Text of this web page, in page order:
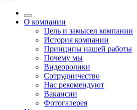
О компании
Цель и замысел компании
История компании
Принципы нашей работы
Почему мы
Видеоролики
Сотрудничество
Нас рекомендуют
Вакансии
Фотогалерея